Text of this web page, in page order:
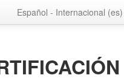
Español - Internacional ‎(es)‎